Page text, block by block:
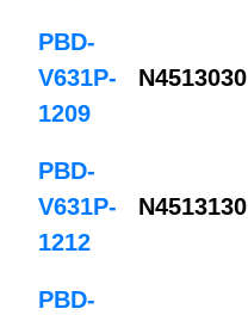
PBD-
V631P-
1209
N4513030
PBD-
V631P-
1212
N4513130
PBD-